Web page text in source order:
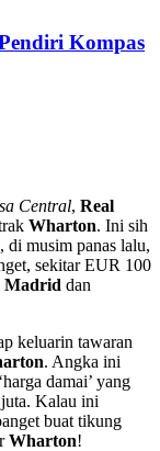
Kompas
Central, Real
Wharton. Ini sih
di musim panas lalu,
sekitar EUR 100
Madrid dan
keluarin tawaran
. Angka ini
damai’ yang
Kalau ini
buat tikung
Wharton!